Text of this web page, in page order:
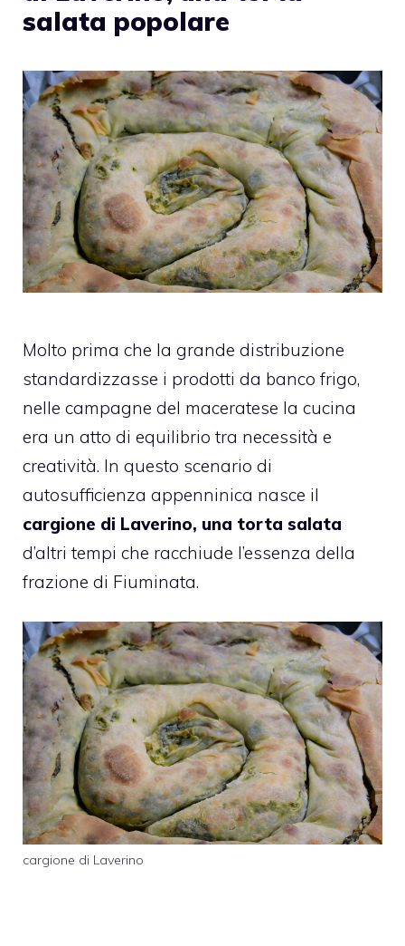
salata popolare
Molto prima che la grande distribuzione
standardizzasse i prodotti da banco frigo,
nelle campagne del maceratese la cucina
era un atto di equilibrio tra necessità e
creatività. In questo scenario di
autosufficienza appenninica nasce il
cargione di Laverino, una torta salata
d’altri tempi che racchiude l’essenza della
frazione di Fiuminata.
cargione di Laverino